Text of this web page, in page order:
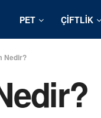
PET ÇIFTLIK
Nedir?